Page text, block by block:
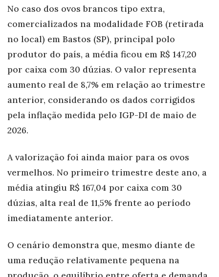
No caso dos ovos brancos tipo extra,
comercializados na modalidade FOB (retirada
no local) em Bastos (SP), principal polo
produtor do país, a média ficou em R$ 147,20
por caixa com 30 dúzias. O valor representa
aumento real de 8,7% em relação ao trimestre
anterior, considerando os dados corrigidos
pela inflação medida pelo IGP-DI de maio de
2026.
A valorização foi ainda maior para os ovos
vermelhos. No primeiro trimestre deste ano, a
média atingiu R$ 167,04 por caixa com 30
dúzias, alta real de 11,5% frente ao período
imediatamente anterior.
O cenário demonstra que, mesmo diante de
uma redução relativamente pequena na